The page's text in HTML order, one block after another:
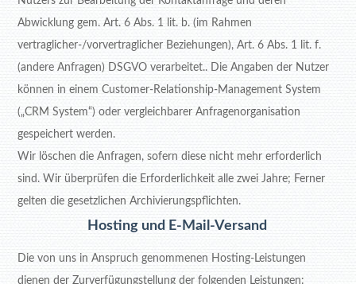
Abwicklung gem. Art. 6 Abs. 1 lit. b. (im Rahmen
vertraglicher-/vorvertraglicher Beziehungen), Art. 6 Abs. 1 lit. f.
(andere Anfragen) DSGVO verarbeitet.. Die Angaben der Nutzer
können in einem Customer-Relationship-Management System
(„CRM System“) oder vergleichbarer Anfragenorganisation
gespeichert werden.
Wir löschen die Anfragen, sofern diese nicht mehr erforderlich
sind. Wir überprüfen die Erforderlichkeit alle zwei Jahre; Ferner
gelten die gesetzlichen Archivierungspflichten.
Hosting und E-Mail-Versand
Die von uns in Anspruch genommenen Hosting-Leistungen
dienen der Zurverfügungstellung der folgenden Leistungen: